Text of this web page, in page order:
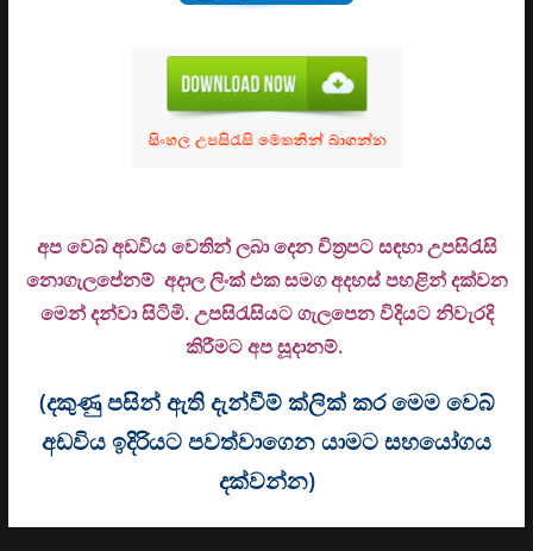
අප වෙබ් අඩවිය වෙතින් ලබා දෙන චිත්‍රපට සඳහා උපසිරැසි
නොගැලපේනම් අදාල ලිංක් එක සමග අදහස් පහළින් දක්වන
මෙන් දන්වා සිටිමි. උපසිරැසියට ගැලපෙන විදියට නිවැරදි
කිරීමට අප සූදානම්.
(දකුණු පසින් ඇති දැන්වීම් ක්ලික් කර මෙම වෙබ්
අඩවිය ඉදිරියට පවත්වාගෙන යාමට සහයෝගය
දක්වන්න)